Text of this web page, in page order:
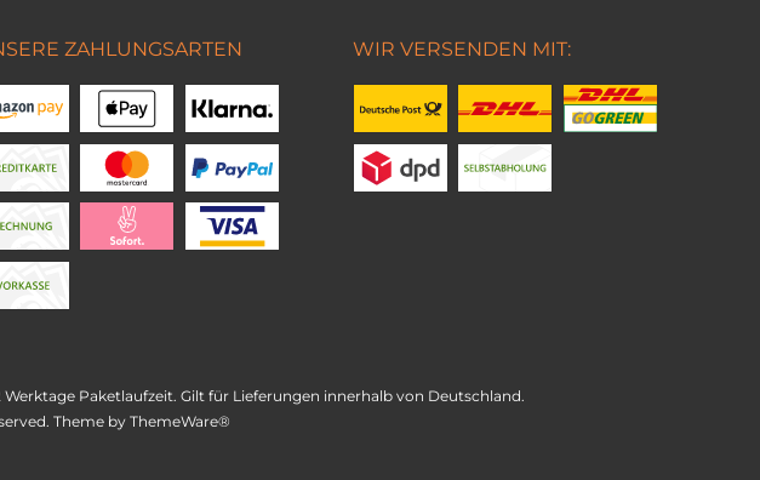
ZAHLUNGSARTEN WIR VERSENDEN MIT:
Werktage Paketlaufzeit. Gilt für Lieferungen innerhalb von Deutschland.
Theme by ThemeWare®